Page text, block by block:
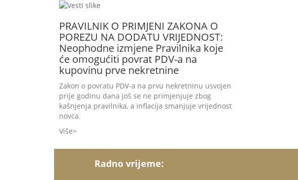
PRAVILNIK O PRIMJENI ZAKONA O
POREZU NA DODATU VRIJEDNOST:
Neophodne izmjene Pravilnika koje
će omogućiti povrat PDV-a na
kupovinu prve nekretnine
Zakon o povratu PDV-a na prvu nekretninu usvojen
prije godinu dana još se ne primjenjuje zbog
kašnjenja pravilnika, a inflacija smanjuje vrijednost
novca.
Više
Radno vrijeme: